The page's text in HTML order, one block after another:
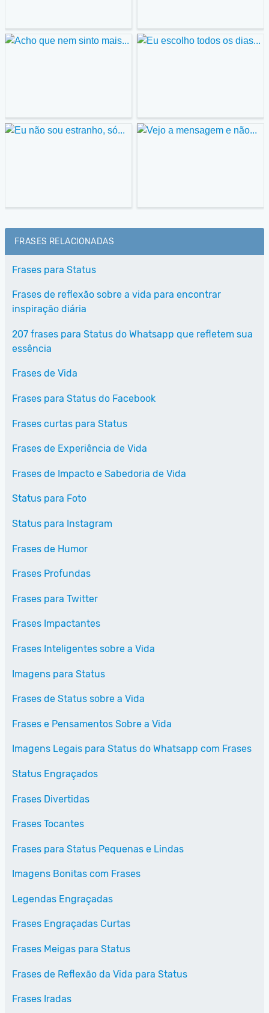
FRASES RELACIONADAS
Frases para Status
Frases de reflexão sobre a vida para encontrar
inspiração diária
207 frases para Status do Whatsapp que refletem sua
essência
Frases de Vida
Frases para Status do Facebook
Frases curtas para Status
Frases de Experiência de Vida
Frases de Impacto e Sabedoria de Vida
Status para Foto
Status para Instagram
Frases de Humor
Frases Profundas
Frases para Twitter
Frases Impactantes
Frases Inteligentes sobre a Vida
Imagens para Status
Frases de Status sobre a Vida
Frases e Pensamentos Sobre a Vida
Imagens Legais para Status do Whatsapp com Frases
Status Engraçados
Frases Divertidas
Frases Tocantes
Frases para Status Pequenas e Lindas
Imagens Bonitas com Frases
Legendas Engraçadas
Frases Engraçadas Curtas
Frases Meigas para Status
Frases de Reflexão da Vida para Status
Frases Iradas